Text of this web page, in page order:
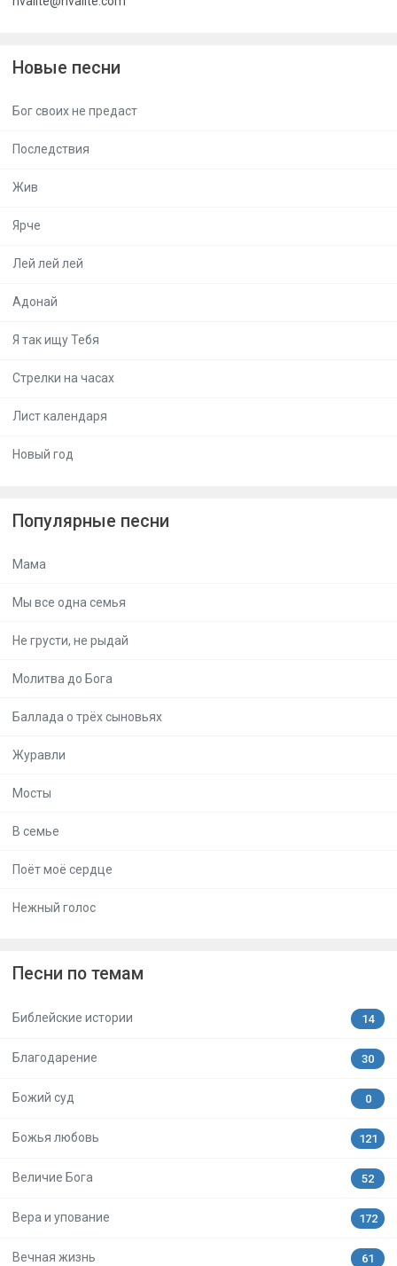
Новые песни
Бог своих не предаст
Последствия
Жив
Ярче
Лей лей лей
Адонай
Я так ищу Тебя
Стрелки на часах
Лист календаря
Новый год
Популярные песни
Мама
Мы все одна семья
Не грусти, не рыдай
Молитва до Бога
Баллада о трёх сыновьях
Журавли
Мосты
В семье
Поёт моё сердце
Нежный голос
Песни по темам
Библейские истории 14
Благодарение 30
Божий суд 0
Божья любовь 121
Величие Бога 52
Вера и упование 172
Вечная жизнь 61